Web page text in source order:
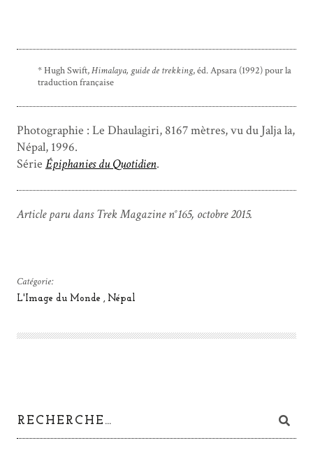
* Hugh Swift,Himalaya, guide de trekking, éd. Apsara (1992) pour la
traduction française
Photographie : Le Dhaulagiri, 8167 mètres, vu du Jalja la,
Népal, 1996.
Série Épiphanies du Quotidien.
Article paru dans Trek Magazine n°165, octobre 2015.
Catégorie:
L'Image du Monde Népal